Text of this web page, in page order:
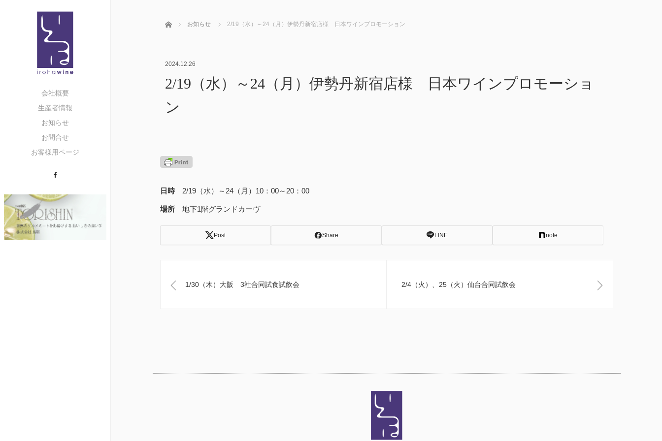
会社概要
生産者情報
お知らせ
お問合せ
お客様用ページ
ホーム お知らせ 2/19（水）～24（月）伊勢丹新宿店様 日本ワインプロモーション
2024.12.26
2/19（水）～24（月）伊勢丹新宿店様 日本ワインプロモーショ
ン
日時 2/19（水）～24（月）10：00～20：00
場所 地下1階グランドカーヴ
Post Share LINE note
1/30（木）大阪 3社合同試食試飲会 2/4（火）、25（火）仙台合同試飲会